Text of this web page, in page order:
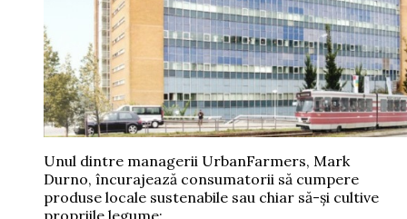
Unul dintre managerii UrbanFarmers, Mark
Durno, încurajează consumatorii să cumpere
produse locale sustenabile sau chiar să-şi cultive
propriile legume: